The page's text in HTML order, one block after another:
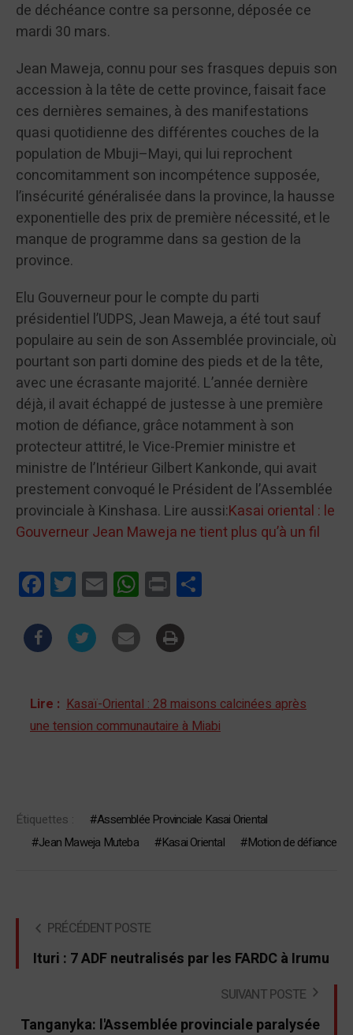
de déchéance contre sa personne, déposée ce
mardi 30 mars.
Jean Maweja, connu pour ses frasques depuis son
accession à la tête de cette province, faisait face
ces dernières semaines, à des manifestations
quasi quotidienne des différentes couches de la
population de Mbuji–Mayi, qui lui reprochent
concomitamment son incompétence supposée,
l’insécurité généralisée dans la province, la hausse
exponentielle des prix de première nécessité, et le
manque de programme dans sa gestion de la
province.
Elu Gouverneur pour le compte du parti
présidentiel l’UDPS, Jean Maweja, a été tout sauf
populaire au sein de son Assemblée provinciale, où
pourtant son parti domine des pieds et de la tête,
avec une écrasante majorité. L’année dernière
déjà, il avait échappé de justesse à une première
motion de défiance, grâce notamment à son
protecteur attitré, le Vice-Premier ministre et
ministre de l’Intérieur Gilbert Kankonde, qui avait
prestement convoqué le Président de l’Assemblée
provinciale à Kinshasa. Lire aussi:Kasai oriental : le
Gouverneur Jean Maweja ne tient plus qu’à un fil
FacebookTwitterEmail WhatsApp
Print
Lire : Kasaï-Oriental : 28 maisons calcinées après
une tension communautaire à Miabi
Étiquettes :
Assemblée Provinciale Kasai Oriental
Jean Maweja Muteba
Kasai Oriental Motion de défiance
PRÉCÉDENT POSTE
Ituri : 7 ADF neutralisés par les FARDC à Irumu
SUIVANT POSTE
Tanganyka: l'Assemblée provinciale paralysée